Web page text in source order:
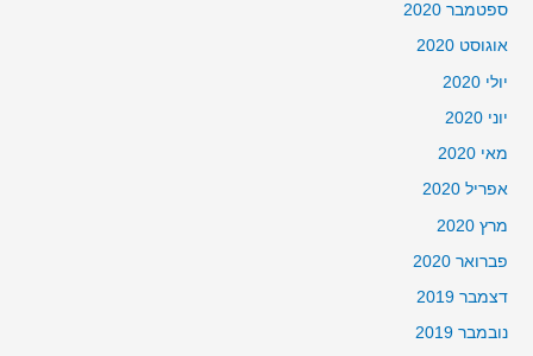
ספטמבר 2020
אוגוסט 2020
יולי 2020
יוני 2020
מאי 2020
אפריל 2020
מרץ 2020
פברואר 2020
דצמבר 2019
נובמבר 2019